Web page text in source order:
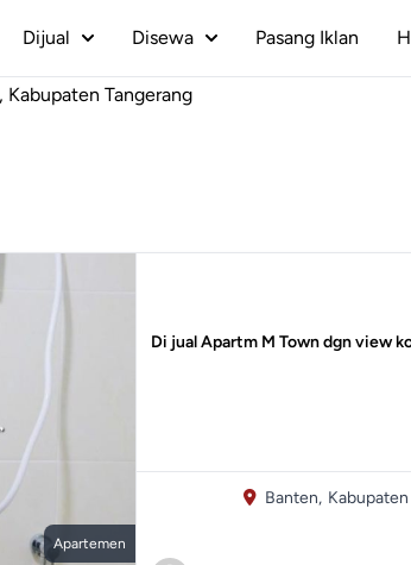
Dijual Disewa Pasang Iklan
Kabupaten Tangerang
Apartemen
Di jual Apartm M Town dgn view
Banten,